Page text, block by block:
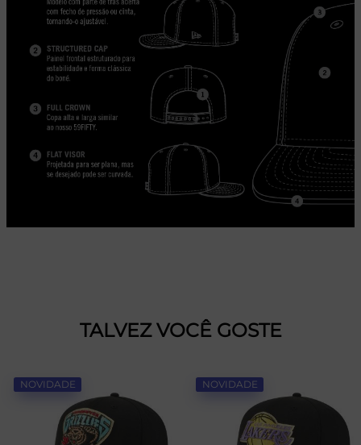
TALVEZ VOCÊ GOSTE
NOVIDADE NOVIDADE